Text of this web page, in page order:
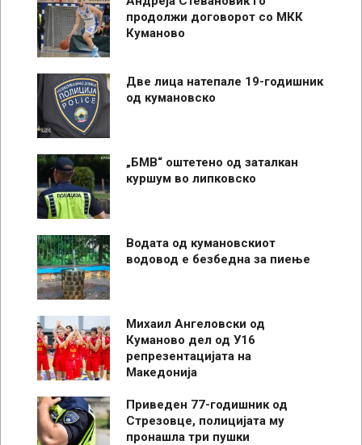
продолжи договорот со МКК
Куманово
Две лица натепале 19-годишник
од кумановско
„БМВ“ оштетено од заталкан
куршум во липковско
Водата од кумановскиот
водовод е безбедна за пиење
Михаил Ангеловски од
Куманово дел од У16
репрезентацијата на
Македонија
Приведен 77-годишник од
Стрезовце, полицијата му
пронашла три пушки